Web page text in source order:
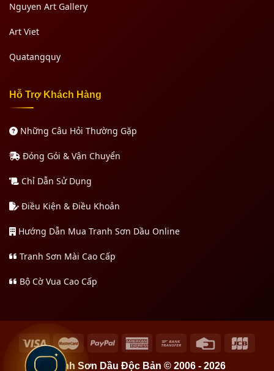
Nguyen Art Gallery
Art Viet
Quatangquy
Hỗ Trợ Khách Hàng
Những Câu Hỏi Thường Gặp
Đóng Gói & Vận Chuyển
Chỉ Dẫn Sử Dụng
Điều Kiện & Điều Khoản
Hướng Dẫn Mua Tranh Sơn Dầu Online
Tranh Sơn Mài Cao Cấp
Bộ Cờ Vua Cao Cấp
Tranh Sơn Dầu Độc Bản © 2006 - 2026